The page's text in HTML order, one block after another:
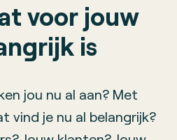
voor jouw
is
jou nu al aan? Met
vind je nu al belangrijk?